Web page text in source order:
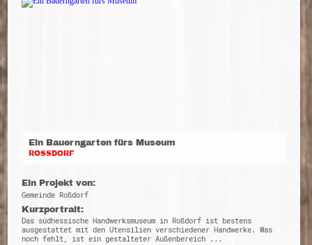
Ein Bauerngarten fürs Museum
ROSSDORF
Ein Projekt von:
Gemeinde Roßdorf
Kurzportrait:
Das südhessische Handwerksmuseum in Roßdorf ist bestens
ausgestattet mit den Utensilien verschiedener Handwerke. Was
noch fehlt, ist ein gestalteter Außenbereich ...